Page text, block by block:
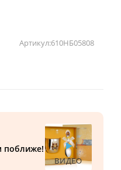
Артикул:610НБ05808
поближе!
ВИДЕО